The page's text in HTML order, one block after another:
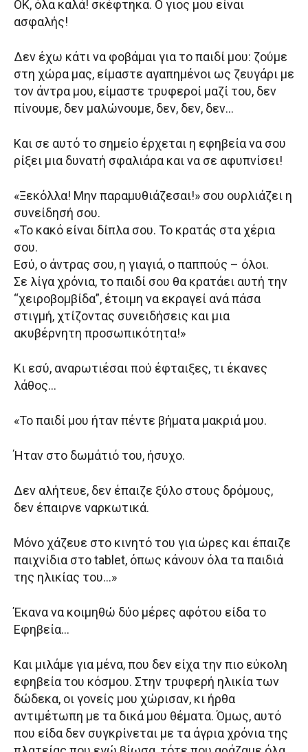
ΟΚ, όλα καλά! σκέφτηκα. Ο γιος μου είναι
ασφαλής!
Δεν έχω κάτι να φοβάμαι για το παιδί μου: ζούμε
στη χώρα μας, είμαστε αγαπημένοι ως ζευγάρι με
τον άντρα μου, είμαστε τρυφεροί μαζί του, δεν
πίνουμε, δεν μαλώνουμε, δεν, δεν, δεν…
Και σε αυτό το σημείο έρχεται η εφηβεία να σου
ρίξει μια δυνατή σφαλιάρα και να σε αφυπνίσει!
«Ξεκόλλα! Μην παραμυθιάζεσαι!» σου ουρλιάζει η
συνείδησή σου.
«Το κακό είναι δίπλα σου. Το κρατάς στα χέρια
σου.
Εσύ, ο άντρας σου, η γιαγιά, ο παππούς – όλοι.
Σε λίγα χρόνια, το παιδί σου θα κρατάει αυτή την
“χειροβομβίδα”, έτοιμη να εκραγεί ανά πάσα
στιγμή, χτίζοντας συνειδήσεις και μια
ακυβέρνητη προσωπικότητα!»
Κι εσύ, αναρωτιέσαι πού έφταιξες, τι έκανες
λάθος…
«Το παιδί μου ήταν πέντε βήματα μακριά μου.
Ήταν στο δωμάτιό του, ήσυχο.
Δεν αλήτευε, δεν έπαιζε ξύλο στους δρόμους,
δεν έπαιρνε ναρκωτικά.
Μόνο χάζευε στο κινητό του για ώρες και έπαιζε
παιχνίδια στο tablet, όπως κάνουν όλα τα παιδιά
της ηλικίας του…»
Έκανα να κοιμηθώ δύο μέρες αφότου είδα το
Εφηβεία…
Και μιλάμε για μένα, που δεν είχα την πιο εύκολη
εφηβεία του κόσμου. Στην τρυφερή ηλικία των
δώδεκα, οι γονείς μου χώρισαν, κι ήρθα
αντιμέτωπη με τα δικά μου θέματα. Όμως, αυτό
που είδα δεν συγκρίνεται με τα άγρια χρόνια της